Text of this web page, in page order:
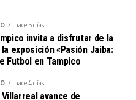
hace 5 días
invita a disfrutar de la
exposición «Pasión Jaiba:
Futbol en Tampico
hace 4 días
avance de